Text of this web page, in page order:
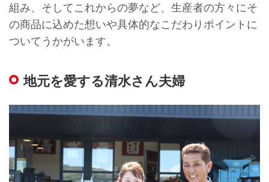
組み、そしてこれからの夢など、生産者の方々にそ
の商品に込めた想いや具体的なこだわりポイントに
ついてうかがいます。
地元を愛する清水さん夫婦